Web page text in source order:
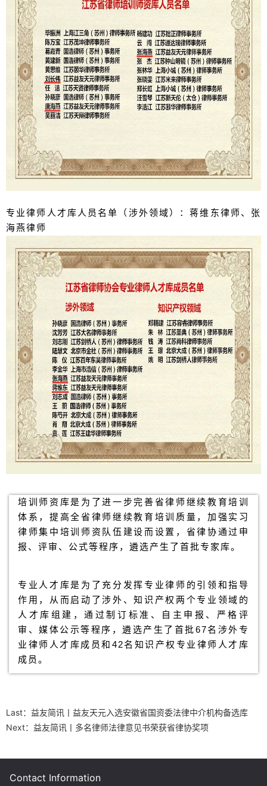
专业律师人才库人员名单（涉外领域）：蒋维东律师、张
海燕律师
培训师资库是为了进一步完善省律师继续教育培训
体系，提高全省律师继续教育培训质量，加强实习
律师集中培训师资队伍建设而设置，省律协通过申
报、评审、公式等程序，遴选产生了首批专家库。
专业人才库是为了充分发挥专业律师的引领和指导
作用，从而启动了涉外、知识产权两个专业领域的
人才库组建，通过制订标准、自主申报、严格评
审、媒体公示等程序，遴选产生了首批67名涉外专
业律师人才库成员和42名知识产权专业律师人才库
成员。
Last： 益友简讯丨益友天元入选安徽省国资委法律中介机构备选库
Next： 益友简讯丨多名律师法律意见书荣获省律协奖项
Contact Information